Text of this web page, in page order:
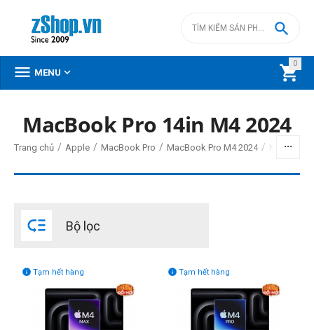
0


 MENU 
Đời Mac (1)
2024
MacBook Pro 14in M4 2024
Trang chủ / Apple / MacBook Pro / MacBook Pro M4 2024 / MacBook
 Bộ lọc
Tạm hết hàng
 Tạm hết hàng
